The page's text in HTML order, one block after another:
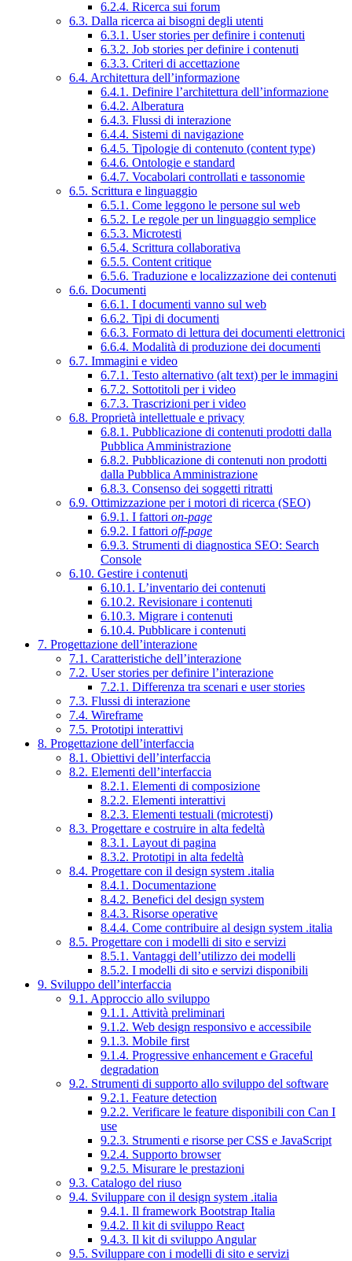
6.2.4. Ricerca sui forum
6.3. Dalla ricerca ai bisogni degli utenti
6.3.1. User stories per definire i contenuti
6.3.2. Job stories per definire i contenuti
6.3.3. Criteri di accettazione
6.4. Architettura dell’informazione
6.4.1. Definire l’architettura dell’informazione
6.4.2. Alberatura
6.4.3. Flussi di interazione
6.4.4. Sistemi di navigazione
6.4.5. Tipologie di contenuto (content type)
6.4.6. Ontologie e standard
6.4.7. Vocabolari controllati e tassonomie
6.5. Scrittura e linguaggio
6.5.1. Come leggono le persone sul web
6.5.2. Le regole per un linguaggio semplice
6.5.3. Microtesti
6.5.4. Scrittura collaborativa
6.5.5. Content critique
6.5.6. Traduzione e localizzazione dei contenuti
6.6. Documenti
6.6.1. I documenti vanno sul web
6.6.2. Tipi di documenti
6.6.3. Formato di lettura dei documenti elettronici
6.6.4. Modalità di produzione dei documenti
6.7. Immagini e video
6.7.1. Testo alternativo (alt text) per le immagini
6.7.2. Sottotitoli per i video
6.7.3. Trascrizioni per i video
6.8. Proprietà intellettuale e privacy
6.8.1. Pubblicazione di contenuti prodotti dalla
Pubblica Amministrazione
6.8.2. Pubblicazione di contenuti non prodotti
dalla Pubblica Amministrazione
6.8.3. Consenso dei soggetti ritratti
6.9. Ottimizzazione per i motori di ricerca (SEO)
6.9.1. I fattori on-page
6.9.2. I fattori off-page
6.9.3. Strumenti di diagnostica SEO: Search
Console
6.10. Gestire i contenuti
6.10.1. L’inventario dei contenuti
6.10.2. Revisionare i contenuti
6.10.3. Migrare i contenuti
6.10.4. Pubblicare i contenuti
7. Progettazione dell’interazione
7.1. Caratteristiche dell’interazione
7.2. User stories per definire l’interazione
7.2.1. Differenza tra scenari e user stories
7.3. Flussi di interazione
7.4. Wireframe
7.5. Prototipi interattivi
8. Progettazione dell’interfaccia
8.1. Obiettivi dell’interfaccia
8.2. Elementi dell’interfaccia
8.2.1. Elementi di composizione
8.2.2. Elementi interattivi
8.2.3. Elementi testuali (microtesti)
8.3. Progettare e costruire in alta fedeltà
8.3.1. Layout di pagina
8.3.2. Prototipi in alta fedeltà
8.4. Progettare con il design system .italia
8.4.1. Documentazione
8.4.2. Benefici del design system
8.4.3. Risorse operative
8.4.4. Come contribuire al design system .italia
8.5. Progettare con i modelli di sito e servizi
8.5.1. Vantaggi dell’utilizzo dei modelli
8.5.2. I modelli di sito e servizi disponibili
9. Sviluppo dell’interfaccia
9.1. Approccio allo sviluppo
9.1.1. Attività preliminari
9.1.2. Web design responsivo e accessibile
9.1.3. Mobile first
9.1.4. Progressive enhancement e Graceful
degradation
9.2. Strumenti di supporto allo sviluppo del software
9.2.1. Feature detection
9.2.2. Verificare le feature disponibili con Can I
use
9.2.3. Strumenti e risorse per CSS e JavaScript
9.2.4. Supporto browser
9.2.5. Misurare le prestazioni
9.3. Catalogo del riuso
9.4. Sviluppare con il design system .italia
9.4.1. Il framework Bootstrap Italia
9.4.2. Il kit di sviluppo React
9.4.3. Il kit di sviluppo Angular
9.5. Sviluppare con i modelli di sito e servizi